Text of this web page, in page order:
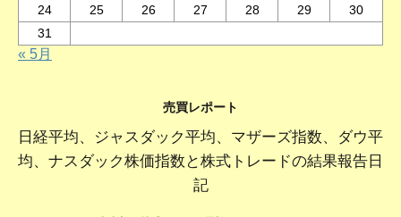
24
25 26 27 28 29
30
31
« 5月
売買レポート
日経平均、ジャスダック平均、マザーズ指数、ダウ平
均、ナスダック株価指数と株式トレードの結果報告日
記